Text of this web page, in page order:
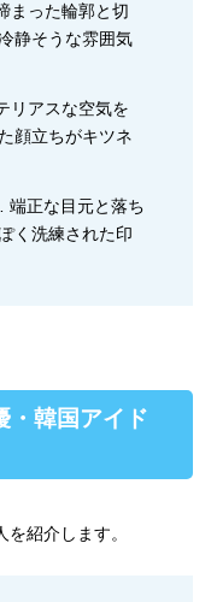
まった輪郭と切
静そうな雰囲気
リアスな空気を
顔立ちがキツネ
端正な目元と落ち
く洗練された印
・韓国アイド
紹介します。